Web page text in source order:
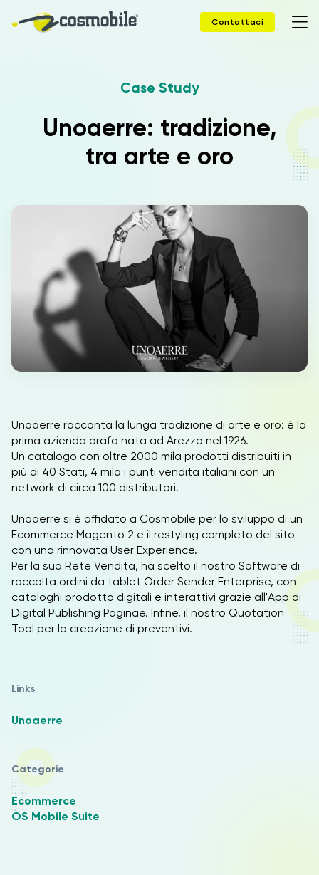
Contattaci
Prodotti
Soluzioni
Webinar
Company
IT
Case Study
Unoaerre: tradizione,
tra arte e oro
Unoaerre racconta la lunga tradizione di arte e oro: è la
prima azienda orafa nata ad Arezzo nel 1926.
Un catalogo con oltre 2000 mila prodotti distribuiti in
più di 40 Stati, 4 mila i punti vendita italiani con un
network di circa 100 distributori.
Unoaerre si è affidato a Cosmobile per lo sviluppo di un
Ecommerce Magento 2 e il restyling completo del sito
con una rinnovata User Experience.
Per la sua Rete Vendita, ha scelto il nostro Software di
raccolta ordini da tablet Order Sender Enterprise, con
cataloghi prodotto digitali e interattivi grazie all'App di
Digital Publishing Paginae. Infine, il nostro Quotation
Tool per la creazione di preventivi.
Links
Unoaerre
Categorie
Ecommerce
OS Mobile Suite